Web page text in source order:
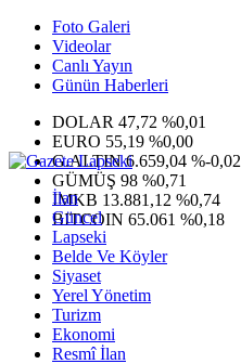
Foto Galeri
Videolar
Canlı Yayın
Günün Haberleri
DOLAR 47,72 %0,01
EURO 55,19 %0,00
G.ALTIN6.659,04 %-0,02
GÜMÜŞ 98 %0,71
IMKB 13.881,12 %0,74
BITCOIN 65.061 %0,18
İlan
Güncel
Lapseki
Belde Ve Köyler
Siyaset
Yerel Yönetim
Turizm
Ekonomi
Resmî İlan